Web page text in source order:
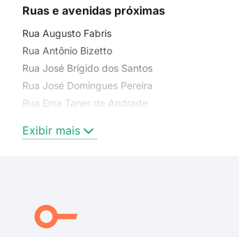
Ruas e avenidas próximas
Rua Augusto Fabris
Rua Antônio Bizetto
Rua José Brígido dos Santos
Rua José Domingues Pereira
Rua Ema Taner de Andrade
Rua Valentim Fedalto
Rua Marechal Floriano Peixoto
Rua Visconde do Rio Branco
Exibir mais